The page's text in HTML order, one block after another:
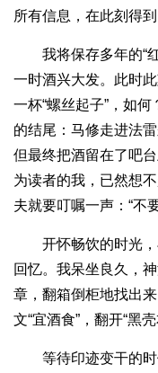
所有信息，在此刻得到
我将保存多年的“红
一时酒兴大发。此时
一杯“螺丝起子”，如
的结尾：马修走进法
但最终把酒留在了吧
为读者的我，已然想
夫就要叮嘱一声：“不
开怀畅饮的时光，
回忆。我呆坐良久，
章，翻箱倒柜地找出
文“宜酒食”，翻开“黑
等待印迹变干的时